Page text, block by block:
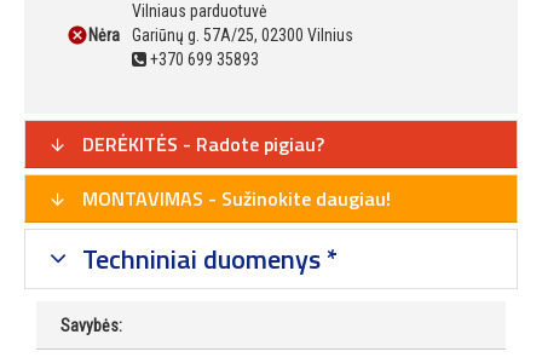
Nėra
Vilniaus parduotuvė
Gariūnų g. 57A/25, 02300 Vilnius
+370 699 35893
DERĖKITĖS - Radote pigiau?
MONTAVIMAS - Sužinokite daugiau!
Techniniai duomenys *
Savybės: